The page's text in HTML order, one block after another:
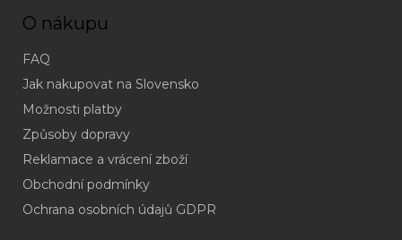
O nákupu
FAQ
Jak nakupovat na Slovensko
Možnosti platby
Způsoby dopravy
Reklamace a vrácení zboží
Obchodní podmínky
Ochrana osobních údajů GDPR
(odpověď
do